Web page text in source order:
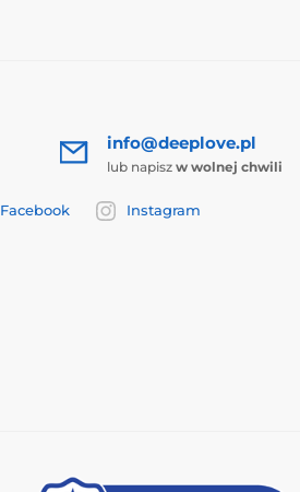
info@deeplove.pl
lub napisz w wolnej chwili
Facebook Instagram